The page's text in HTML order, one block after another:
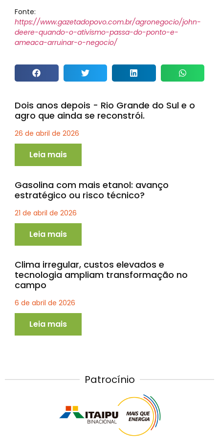
Fonte:
https://www.gazetadopovo.com.br/agronegocio/john-
deere-quando-o-ativismo-passa-do-ponto-e-
ameaca-arruinar-o-negocio/
Dois anos depois - Rio Grande do Sul e o
agro que ainda se reconstrói.
26 de abril de 2026
Leia mais
Gasolina com mais etanol: avanço
estratégico ou risco técnico?
21 de abril de 2026
Leia mais
Clima irregular, custos elevados e
tecnologia ampliam transformação no
campo
6 de abril de 2026
Leia mais
Patrocínio